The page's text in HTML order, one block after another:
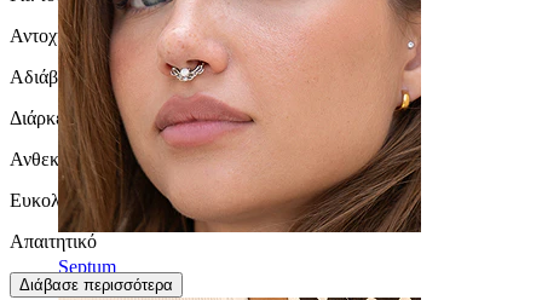
Septum
Αντοχή Στο Νερό
Αδιάβροχο
Διάρκεια ζωής
Ανθεκτικό
Ευκολία χρήσης
Απαιτητικό
Διάβασε περισσότερα